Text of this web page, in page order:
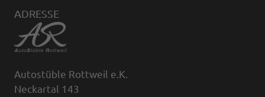
ADRESSE
Autostüble Rottweil e.K.
Neckartal 143